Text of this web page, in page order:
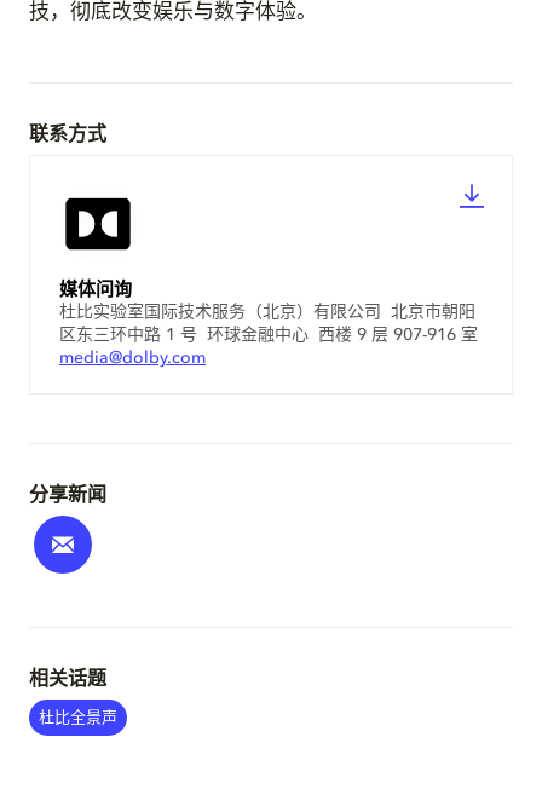
技，彻底改变娱乐与数字体验。
联系方式
媒体问询
杜比实验室国际技术服务（北京）有限公司 北京市朝阳
区东三环中路 1 号 环球金融中心 西楼 9 层 907-916 室
media@dolby.com
分享新闻
相关话题
杜比全景声